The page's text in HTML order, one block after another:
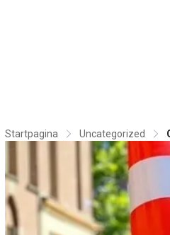
Startpagina Uncategorized